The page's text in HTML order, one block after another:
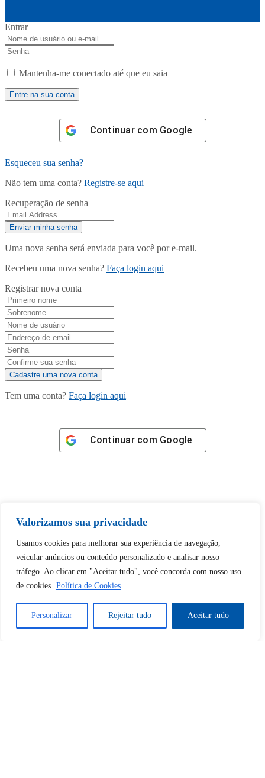
Valorizamos sua privacidade
Usamos cookies para melhorar sua experiência de navegação,
veicular anúncios ou conteúdo personalizado e analisar nosso
tráfego. Ao clicar em "Aceitar tudo", você concorda com nosso uso
de cookies. Política de Cookies
Personalizar Rejeitar tudo Aceitar tudo
Entrar
Mantenha-me conectado até que eu saia
Continuar com Google
Esqueceu sua senha?
Não tem uma conta? Registre-se aqui
Recuperação de senha
Uma nova senha será enviada para você por e-mail.
Recebeu uma nova senha? Faça login aqui
Registrar nova conta
Tem uma conta? Faça login aqui
Continuar com Google
Tem certeza de que deseja
desbloquear esta publicação?
Desbloquear esquerda : 0
Sim Não